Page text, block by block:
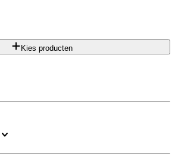
Kies producten